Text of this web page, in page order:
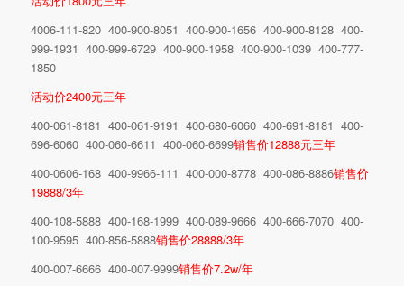
4006-111-820 400-900-8051 400-900-1656 400-900-8128 400-
999-1931 400-999-6729 400-900-1958 400-900-1039 400-777-
1850
活动价2400元三年
400-061-8181 400-061-9191 400-680-6060 400-691-8181 400-
696-6060 400-060-6611 400-060-6699销售价12888元三年
400-0606-168 400-9966-111 400-000-8778 400-086-8886销售价
19888/3年
400-108-5888 400-168-1999 400-089-9666 400-666-7070 400-
100-9595 400-856-5888销售价28888/3年
400-007-6666 400-007-9999销售价7.2w/年